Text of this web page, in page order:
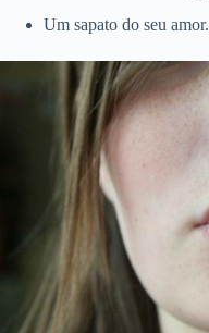
Um sapato do seu amor.